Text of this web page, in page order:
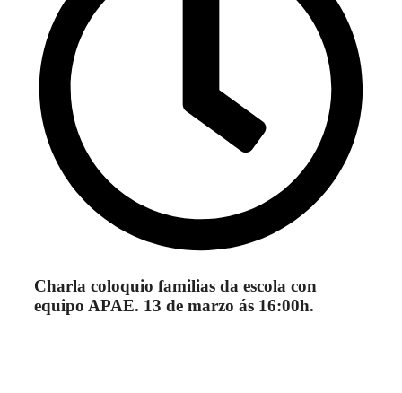
Charla coloquio familias da escola con
equipo APAE. 13 de marzo ás 16:00h.